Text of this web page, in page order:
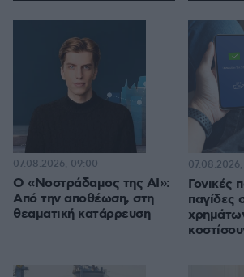
Ο «Νοστράδαμος της AI»:
Από την αποθέωση, στη
θεαματική κατάρρευση
07.08.2026, 09:00
Γονικές
παγίδες